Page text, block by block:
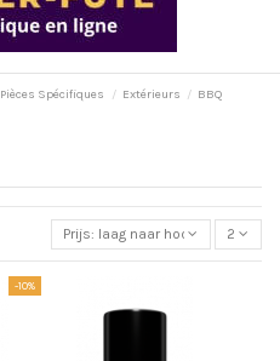
Pièces Spécifiques Extérieurs
BBQ
Prijs: laag naar hoog 2
-10%